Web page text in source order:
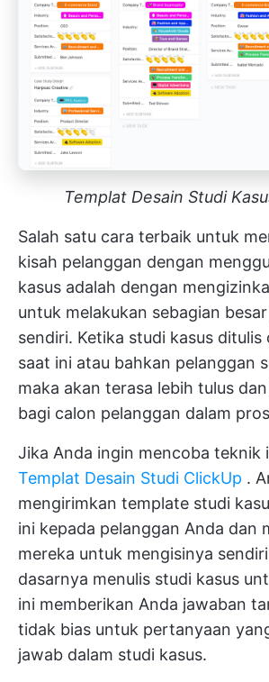
Templat Desain Studi
Salah satu cara terbaik untuk
kisah pelanggan dengan
kasus adalah dengan
untuk melakukan sebagian
sendiri. Ketika studi kasus ditulis
saat ini atau bahkan pelanggan
maka akan terasa lebih tulus
bagi calon pelanggan dalam
Jika Anda ingin mencoba teknik
Templat Desain Studi ClickUp .
mengirimkan template studi
ini kepada pelanggan Anda dan
mereka untuk mengisinya
dasarnya menulis studi kasus
ini memberikan Anda jawaban
tidak bias untuk pertanyaan
jawab dalam studi kasus.